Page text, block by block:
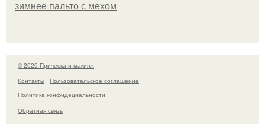
зимнее пальто с мехом
© 2026 Прическа и макияж
Контакты
Пользовательское соглашение
Политика конфидециальности
Обратная связь